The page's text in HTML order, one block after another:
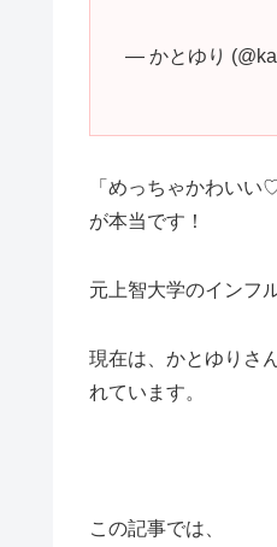
— かとゆり
「めっちゃかわい
が本当です！
元上智大学のインフ
現在は、かとゆりさ
れています。
この記事では、